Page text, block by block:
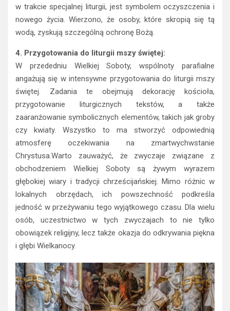
w trakcie specjalnej liturgii, jest symbolem oczyszczenia i
nowego życia. Wierzono, że osoby, które skropią się tą
wodą, zyskują szczególną ochronę Bożą.
4. Przygotowania do liturgii mszy świętej:
W przededniu Wielkiej Soboty, wspólnoty parafialne
angażują się w intensywne przygotowania do liturgii mszy
świętej. Zadania te obejmują dekorację kościoła,
przygotowanie liturgicznych tekstów, a także
zaaranżowanie symbolicznych elementów, takich jak groby
czy kwiaty. Wszystko to ma stworzyć odpowiednią
atmosferę oczekiwania na zmartwychwstanie
Chrystusa.Warto zauważyć, że zwyczaje związane z
obchodzeniem Wielkiej Soboty są żywym wyrazem
głębokiej wiary i tradycji chrześcijańskiej. Mimo różnic w
lokalnych obrzędach, ich powszechność podkreśla
jedność w przeżywaniu tego wyjątkowego czasu. Dla wielu
osób, uczestnictwo w tych zwyczajach to nie tylko
obowiązek religijny, lecz także okazja do odkrywania piękna
i głębi Wielkanocy.